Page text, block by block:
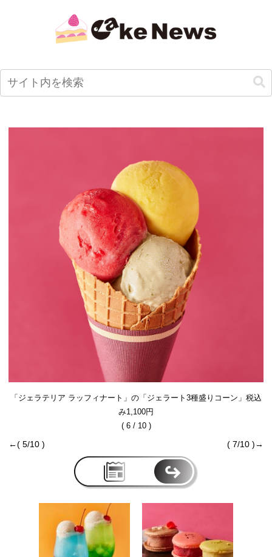
「ジェラテリア ラッフィナート」の「ジェラート3種盛りコーン」税込
み1,100円
( 6 / 10 )
←( 5/10 ) ( 7/10 )→